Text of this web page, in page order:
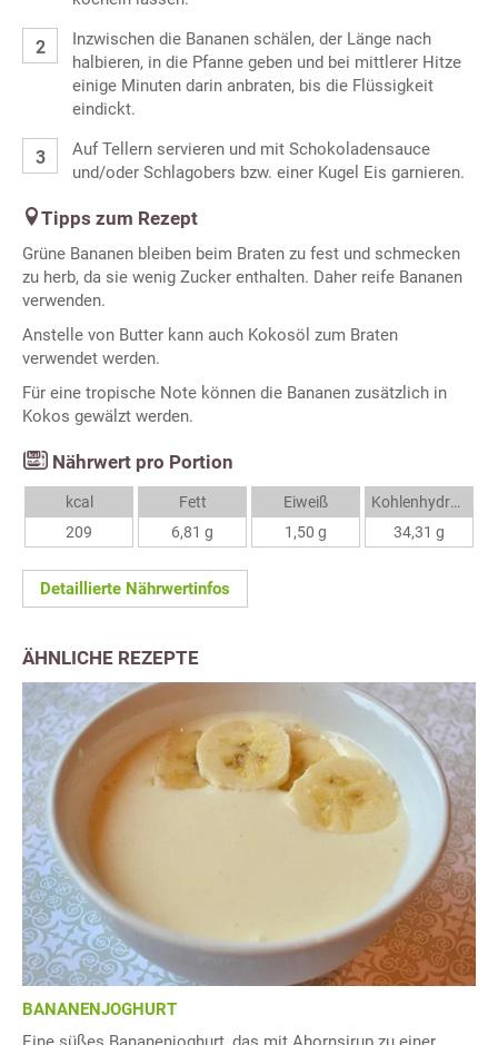
Inzwischen die Bananen schälen, der Länge nach
halbieren, in die Pfanne geben und bei mittlerer Hitze
einige Minuten darin anbraten, bis die Flüssigkeit
eindickt.
Auf Tellern servieren und mit Schokoladensauce
und/oder Schlagobers bzw. einer Kugel Eis garnieren.
Tipps zum Rezept
Grüne Bananen bleiben beim Braten zu fest und schmecken
zu herb, da sie wenig Zucker enthalten. Daher reife Bananen
verwenden.
Anstelle von Butter kann auch Kokosöl zum Braten
verwendet werden.
Für eine tropische Note können die Bananen zusätzlich in
Kokos gewälzt werden.
Nährwert pro Portion
kcal
209
Fett
6,81 g
Eiweiß
1,50 g
Kohlenhydrate
34,31 g
Detaillierte Nährwertinfos
ÄHNLICHE REZEPTE
BANANENJOGHURT